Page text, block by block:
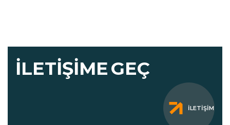
İLETIŞIMEGEÇ
İLETIŞIM